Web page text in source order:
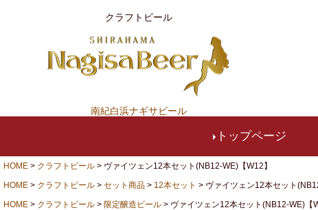
クラフトビール
南紀白浜ナギサビール
トップページ
HOME クラフトビール
ヴァイツェン12本セット(NB12-WE)【W12】
HOME
クラフトビール セット商品 12本セット
ヴァイツェン12本セット
HOME
クラフトビール 限定醸造ビール
ヴァイツェン12本セット(NB12-WE)【